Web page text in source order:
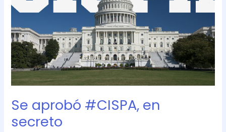
Se aprobó #CISPA, en
secreto
secreto